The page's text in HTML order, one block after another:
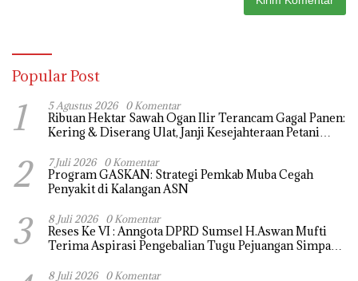
Popular Post
1 5 Agustus 2026 0 Komentar
Ribuan Hektar Sawah Ogan Ilir Terancam Gagal Panen:
Kering & Diserang Ulat, Janji Kesejahteraan Petani
2 7 Juli 2026 0 Komentar
Program GASKAN: Strategi Pemkab Muba Cegah
Penyakit di Kalangan ASN
3 8 Juli 2026 0 Komentar
Reses Ke VI : Anngota DPRD Sumsel H.Aswan Mufti
Terima Aspirasi Pengebalian Tugu Pejuangan Simpang
8 Juli 2026 0 Komentar